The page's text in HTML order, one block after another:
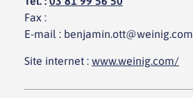
Fax :
E-mail : benjamin.ott@weinig.com
Site internet : www.weinig.com/